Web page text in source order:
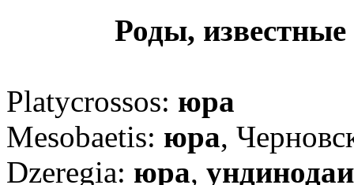
Роды,
Platycrossos: юра
Mesobaetis: юра,
Dzeregia: юра,